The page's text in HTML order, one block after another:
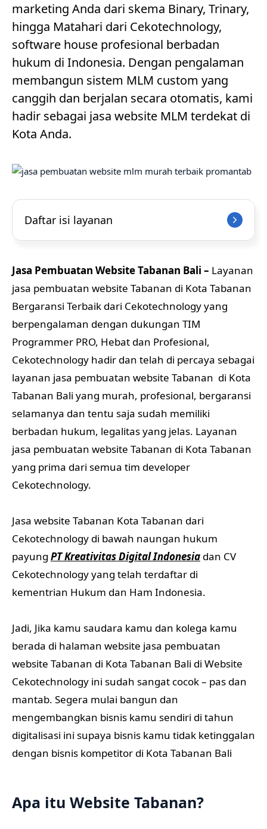
marketing Anda dari skema Binary, Trinary,
hingga Matahari dari Cekotechnology,
software house profesional berbadan
hukum di Indonesia. Dengan pengalaman
membangun sistem MLM custom yang
canggih dan berjalan secara otomatis, kami
hadir sebagai jasa website MLM terdekat di
Kota Anda.
Daftar isi layanan
Jasa Pembuatan Website Tabanan Bali – Layanan
jasa pembuatan website Tabanan di Kota Tabanan
Bergaransi Terbaik dari Cekotechnology yang
berpengalaman dengan dukungan TIM
Programmer PRO, Hebat dan Profesional,
Cekotechnology hadir dan telah di percaya sebagai
layanan jasa pembuatan website Tabanan di Kota
Tabanan Bali yang murah, profesional, bergaransi
selamanya dan tentu saja sudah memiliki
berbadan hukum, legalitas yang jelas. Layanan
jasa pembuatan website Tabanan di Kota Tabanan
yang prima dari semua tim developer
Cekotechnology.
Jasa website Tabanan Kota Tabanan dari
Cekotechnology di bawah naungan hukum
payung PT Kreativitas Digital Indonesia dan CV
Cekotechnology yang telah terdaftar di
kementrian Hukum dan Ham Indonesia.
Jadi, Jika kamu saudara kamu dan kolega kamu
berada di halaman website jasa pembuatan
website Tabanan di Kota Tabanan Bali di Website
Cekotechnology ini sudah sangat cocok – pas dan
mantab. Segera mulai bangun dan
mengembangkan bisnis kamu sendiri di tahun
digitalisasi ini supaya bisnis kamu tidak ketinggalan
dengan bisnis kompetitor di Kota Tabanan Bali
Apa itu Website Tabanan?